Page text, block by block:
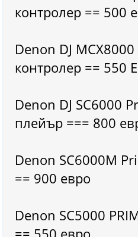
контролер == 500
Denon DJ
контролер == 550
Denon DJ SC6000
плейър === 800
Denon SC6000M
== 900 евро
Denon SC5000